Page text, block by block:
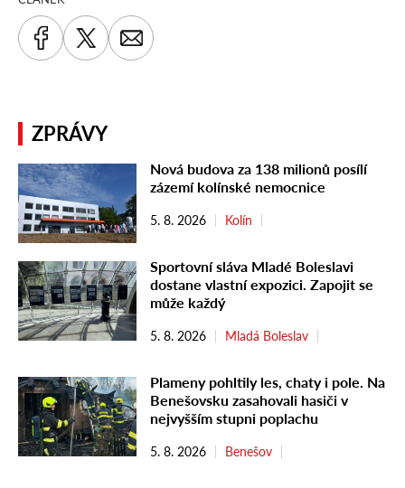
ZPRÁVY
Nová budova za 138 milionů posílí
zázemí kolínské nemocnice
5. 8. 2026 Kolín
Sportovní sláva Mladé Boleslavi
dostane vlastní expozici. Zapojit se
může každý
5. 8. 2026 Mladá Boleslav
Plameny pohltily les, chaty i pole. Na
Benešovsku zasahovali hasiči v
nejvyšším stupni poplachu
5. 8. 2026 Benešov